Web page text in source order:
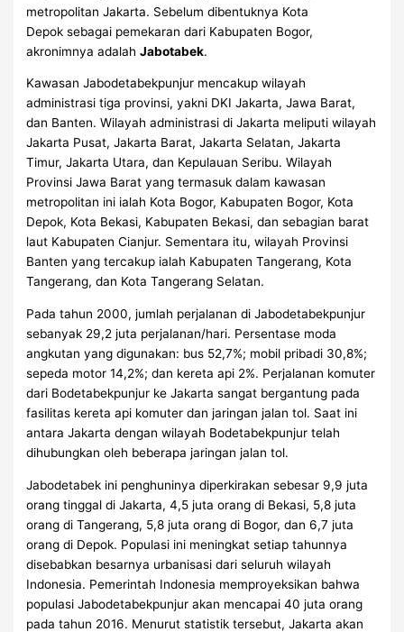
metropolitan Jakarta. Sebelum dibentuknya Kota
Depok sebagai pemekaran dari Kabupaten Bogor,
akronimnya adalahJabotabek.
Kawasan Jabodetabekpunjur mencakup wilayah
administrasi tiga provinsi, yakni DKI Jakarta, Jawa Barat,
dan Banten. Wilayah administrasi di Jakarta meliputi wilayah
Jakarta Pusat, Jakarta Barat, Jakarta Selatan, Jakarta
Timur, Jakarta Utara, dan Kepulauan Seribu. Wilayah
Provinsi Jawa Barat yang termasuk dalam kawasan
metropolitan ini ialah Kota Bogor, Kabupaten Bogor, Kota
Depok, Kota Bekasi, Kabupaten Bekasi, dan sebagian barat
laut Kabupaten Cianjur. Sementara itu, wilayah Provinsi
Banten yang tercakup ialah Kabupaten Tangerang, Kota
Tangerang, dan Kota Tangerang Selatan.
Pada tahun 2000, jumlah perjalanan di Jabodetabekpunjur
sebanyak 29,2 juta perjalanan/hari. Persentase moda
angkutan yang digunakan: bus 52,7%; mobil pribadi 30,8%;
sepeda motor 14,2%; dan kereta api 2%. Perjalanan komuter
dari Bodetabekpunjur ke Jakarta sangat bergantung pada
fasilitas kereta api komuter dan jaringan jalan tol. Saat ini
antara Jakarta dengan wilayah Bodetabekpunjur telah
dihubungkan oleh beberapa jaringan jalan tol.
Jabodetabek ini penghuninya diperkirakan sebesar 9,9 juta
orang tinggal di Jakarta, 4,5 juta orang di Bekasi, 5,8 juta
orang di Tangerang, 5,8 juta orang di Bogor, dan 6,7 juta
orang di Depok. Populasi ini meningkat setiap tahunnya
disebabkan besarnya urbanisasi dari seluruh wilayah
Indonesia. Pemerintah Indonesia memproyeksikan bahwa
populasi Jabodetabekpunjur akan mencapai 40 juta orang
pada tahun 2016. Menurut statistik tersebut, Jakarta akan